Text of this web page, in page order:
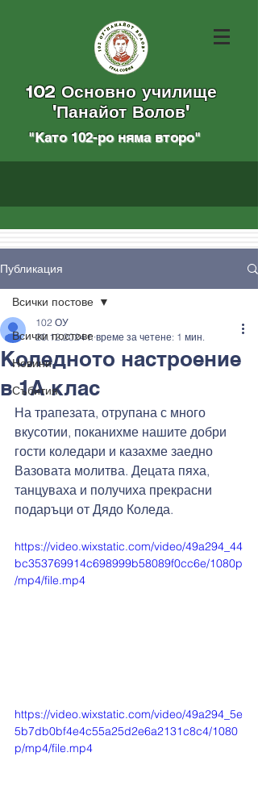
102 Основно училище
"Панайот Волов"
"Като 102-ро няма вторo"
Публикация
Всички постове
Новини
Събития
Всички постове
Коледното настроение
в 1А клас
102 ОУ
20.12.2024 г. време за четене: 1 мин.
На трапезата, отрупана с много
вкусотии, поканихме нашите добри
гости коледари и казахме заедно
Вазовата молитва. Децата пяха,
танцуваха и получиха прекрасни
подаръци от Дядо Коледа.
https://video.wixstatic.com/video/49a294_44
bc353769914c698999b58089f0cc6e/1080p
/mp4/file.mp4
https://video.wixstatic.com/video/49a294_5e
5b7db0bf4e4c55a25d2e6a2131c8c4/1080
p/mp4/file.mp4